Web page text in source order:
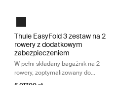
Black
Thule EasyFold 3 zestaw na 2
rowery z dodatkowym
zabezpieczeniem
W pełni składany bagażnik na 2
rowery, zoptymalizowany do
ciężkich e-bike'ów